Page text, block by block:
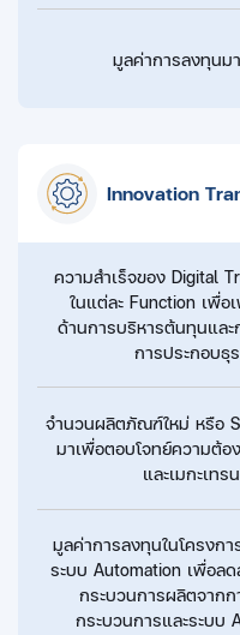
มูลค่าการลงทุนม
Innovation
ความสำเร็จของ Digital
ในแต่ละ Function เพื่อ
ด้านการบริหารต้นทุนแล
การประกอบธุ
จำนวนผลิตภัณฑ์ใหม่ หรือ
มาเพื่อตอบโจทย์ความต้อ
และเมกะเทร
มูลค่าการลงทุนในโครงก
ระบบ Automationเพื่อลด
กระบวนการผลิตจาก
กระบวนการและระบบ